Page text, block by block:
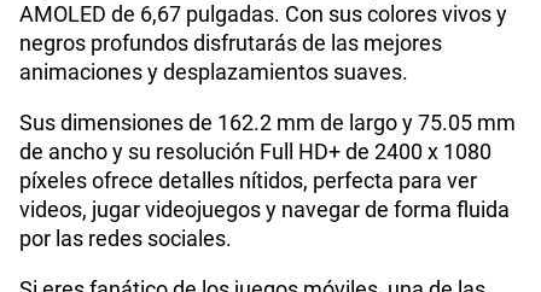
Modelo CPH2699
Dimensión 162.2 X 75.05 X 7.76 mm
Carga rápida 45W
AMOLED de 6,67 pulgadas. Con sus colores vivos y
negros profundos disfrutarás de las mejores
animaciones y desplazamientos suaves.
Sus dimensiones de 162.2 mm de largo y 75.05 mm
de ancho y su resolución Full HD+ de 2400 x 1080
píxeles ofrece detalles nítidos, perfecta para ver
videos, jugar videojuegos y navegar de forma fluida
por las redes sociales.